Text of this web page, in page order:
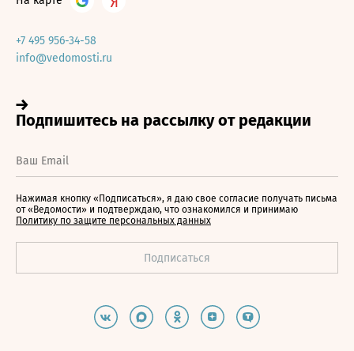
+7 495 956-34-58
info@vedomosti.ru
Нажимая кнопку «Подписаться», я даю свое согласие получать письма
от «Ведомости» и подтверждаю, что ознакомился и принимаю
Политику по защите персональных данных